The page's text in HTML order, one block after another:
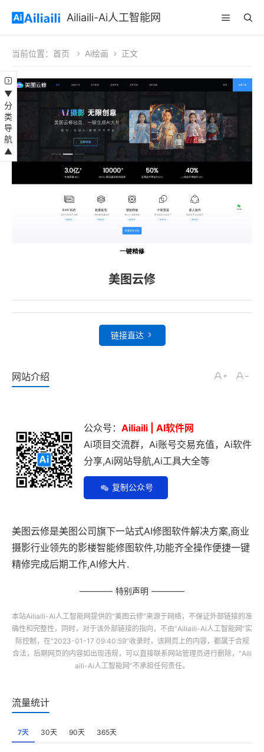
Ailiaili-Ai人工智能网
▼分类导航▲
当前位置： 首页 Ai绘画 正文
美图云修
链接直达
网站介绍
公众号： Ailiaili | AI软件网
Ai项目交流群，Ai账号交易充值，Ai软件
分享,Ai网站导航,Ai工具大全等
复制公众号
美图云修是美图公司旗下一站式AI修图软件解决方案,商业
摄影行业领先的影楼智能修图软件,功能齐全操作便捷一键
精修完成后期工作,AI修大片.
特别声明
本站Ailiaili-Ai人工智能网提供的“美图云修”来源于网络，不保证外部链接的准
确性和完整性，同时，对于该外部链接的指向，不由“Ailiaili-Ai人工智能网”实
际控制，在“2023-01-17 09:40:59”收录时，该网页上的内容，都属于合规
合法，后期网页的内容如出现违规，可以直接联系网站管理员进行删除，“Aili
aili-Ai人工智能网”不承担任何责任。
流量统计
7天 30天 90天 365天